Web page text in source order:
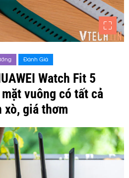
Đánh Giá
Watch Fit 5
vuông có tất cả
xò, giá thơm